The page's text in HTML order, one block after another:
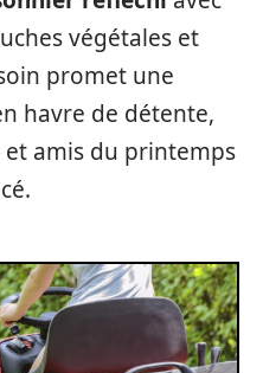
végétales et
promet une
havre de détente,
amis du printemps